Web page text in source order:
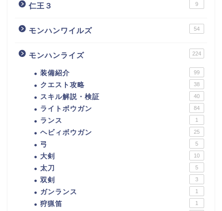
仁王３ 9
モンハンワイルズ 54
モンハンライズ 224
装備紹介 99
クエスト攻略 38
スキル解説・検証 40
ライトボウガン 84
ランス 1
ヘビィボウガン 25
弓 5
大剣 10
太刀 5
双剣 3
ガンランス 1
狩猟笛 1